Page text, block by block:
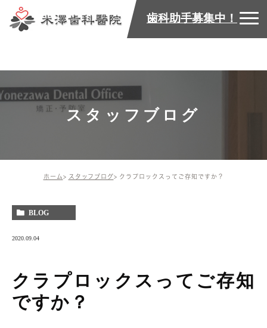
歯科助手募集中！
スタッフブログ
ホーム スタッフブログ クラプロックスってご存知ですか？
BLOG
2020.09.04
クラプロックスってご存知
ですか？